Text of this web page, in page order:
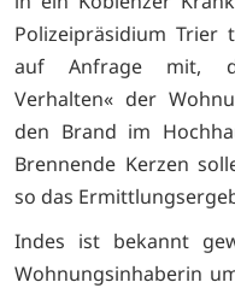
Polizeipräsidium Trier
auf Anfrage mit,
Verhalten« der
den Brand im
Brennende Kerzen
so das
Indes ist bekannt
Wohnungsinhaberin